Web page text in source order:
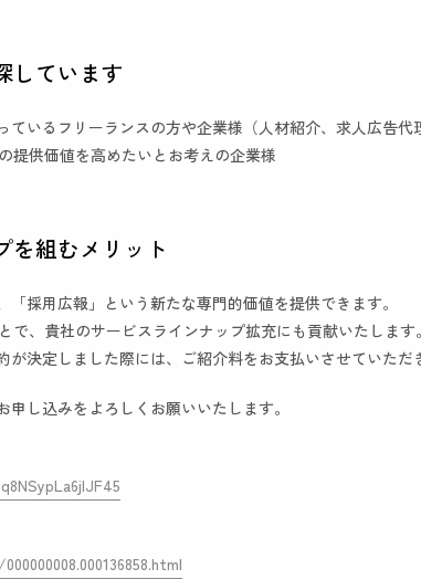
しています
ているフリーランスの方や企業様（人材紹介、求人広告代
提供価値を高めたいとお考えの企業様
組むメリット
「採用広報」という新たな専門的価値を提供できます。
で、貴社のサービスラインナップ拡充にも貢献いたします。
が決定しました際には、ご紹介料をお支払いさせていただ
し込みをよろしくお願いいたします。